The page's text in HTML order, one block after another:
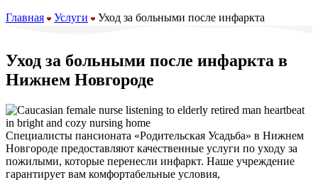
Главная
Услуги Уход за больными после инфаркта
Уход за больными после инфаркта в
Нижнем Новгороде
Специалисты пансионата «Родительская Усадьба» в Нижнем
Новгороде предоставляют качественные услуги по уходу за
пожилыми, которые перенесли инфаркт. Наше учреждение
гарантирует вам комфортабельные условия,